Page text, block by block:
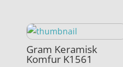
Gram Keramisk
Komfur K1561